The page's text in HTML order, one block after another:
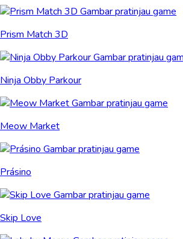
Prism Match 3D
Ninja Obby Parkour
Meow Market
Prásino
Skip Love